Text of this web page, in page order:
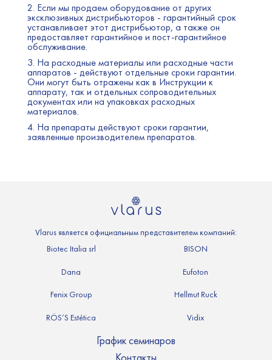
2. Если мы продаем оборудование от других
эксклюзивных дистрибьюторов - гарантийный срок
устанавливает этот дистрибьютор, а также он
предоставляет гарантийное и пост-гарантийное
обслуживание.
3. На расходные материалы или расходные части
аппаратов - действуют отдельные сроки гарантии.
Они могут быть отражены как в Инструкции к
аппарату, так и отдельных сопроводительных
документах или на упаковках расходных
материалов.
4. На препараты действуют сроки гарантии,
заявленные производителем препаратов.
Vlarus является официальным представителем компаний:
Biotec Italia srl
BISON
Dana Eufoton
Fenix Group Hellmut Ruck
RÖS’S Estética Vidix
График семинаров